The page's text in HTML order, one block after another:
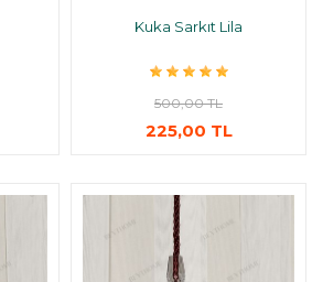
Kuka Sarkıt Lila
500,00 TL
225,00 TL